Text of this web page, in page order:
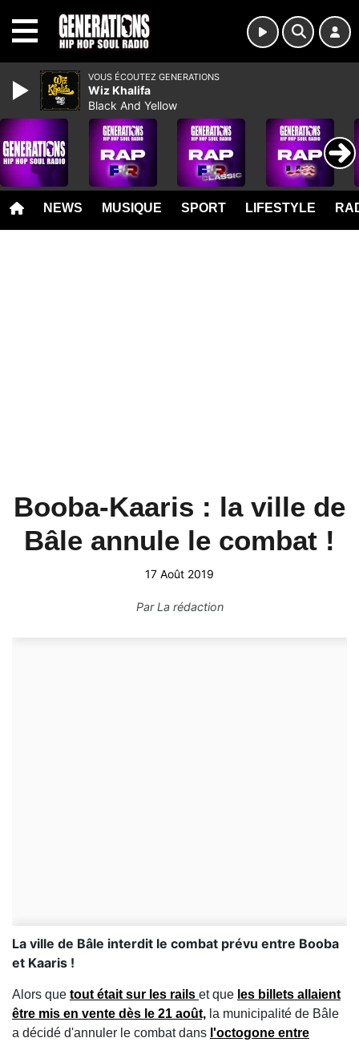
NEWS MUSIQUE SPORT LIFESTYLE
Booba-Kaaris : la ville de
Bâle annule le combat !
17 Août 2019
ParLa rédaction
La ville de Bâle interdit le combat prévu entre Booba
et Kaaris !
Alors que tout était sur les rails et que les billets allaient
être mis en vente dès le 21 août, la municipalité de Bâle
a décidé d'annuler le combat dans l'octogone entre
VOUS ÉCOUTEZ GENERATIONS
Wiz Khalifa
Black And Yellow